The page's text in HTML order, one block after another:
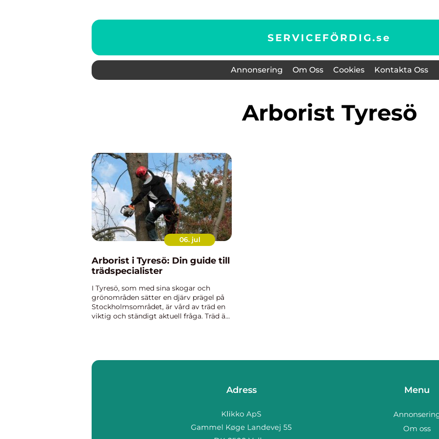
SERVICEFÖRDIG.se
Annonsering Om Oss Cookies Kontakta Oss
arborist Tyresö
06. jul
Arborist i Tyresö: Din guide till
trädspecialister
I Tyresö, som med sina skogar och
grönområden sätter en djärv prägel på
Stockholmsområdet, är vård av träd en
viktig och ständigt aktuell fråga. Träd är
Adress Menu
Om oss